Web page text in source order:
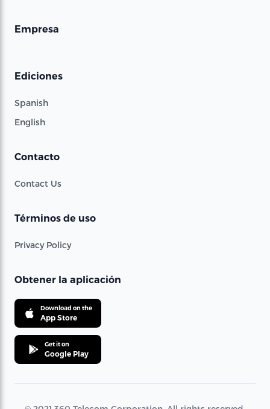
Empresa
Ediciones
Spanish
English
Contacto
Contact Us
Términos de uso
Privacy Policy
Obtener la aplicación
Download on the
App Store
Get it on
Google Play